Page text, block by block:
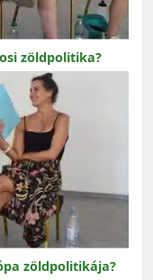
zöldpolitika?
zöldpolitikája?